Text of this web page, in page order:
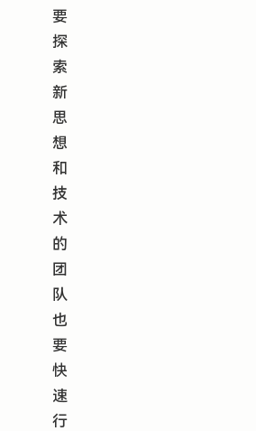
要
探
索
新
思
想
和
技
术
的
团
队
也
要
快
速
行